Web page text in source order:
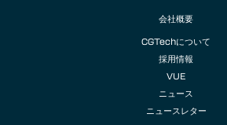
会社概要
CGTechについて
採用情報
VUE
ニュース
ニュースレター